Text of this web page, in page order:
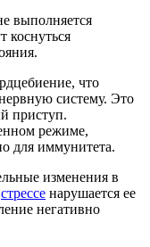
выполняется
коснуться
что
систему. Это
приступ.
режиме,
для иммунитета.
изменения в
стрессе нарушается ее
негативно